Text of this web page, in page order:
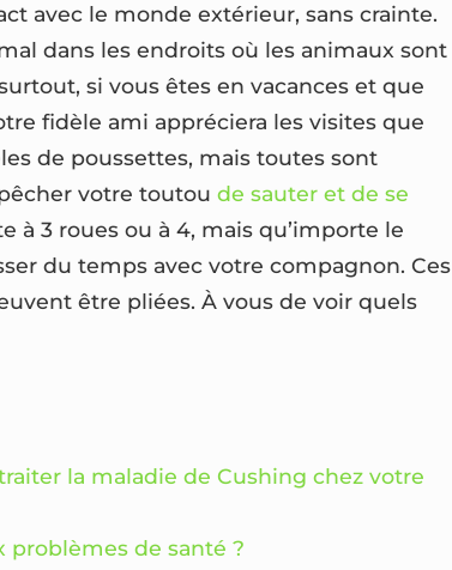
avec le monde extérieur, sans crainte.
dans les endroits où les animaux sont
si vous êtes en vacances et que
fidèle ami appréciera les visites que
de poussettes, mais toutes sont
votre toutoude sauter et de se
à 3 roues ou à 4, mais qu’importe le
du temps avec votre compagnon. Ces
être pliées. À vous de voir quels
la maladie de Cushing chez votre
de santé ?